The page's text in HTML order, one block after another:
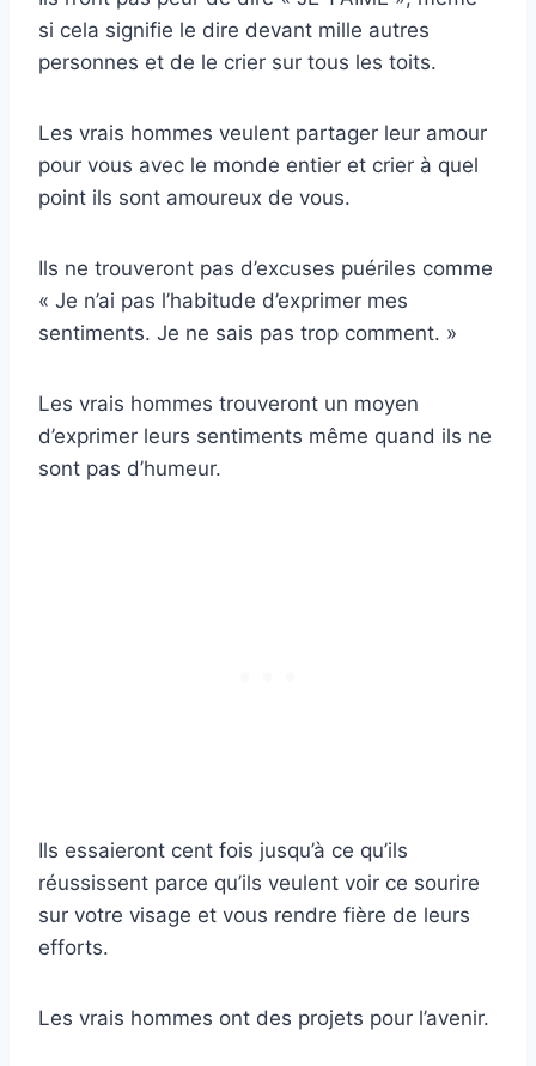
si cela signifie le dire devant mille autres
personnes et de le crier sur tous les toits.
Les vrais hommes veulent partager leur amour
pour vous avec le monde entier et crier à quel
point ils sont amoureux de vous.
Ils ne trouveront pas d’excuses puériles comme
« Je n’ai pas l’habitude d’exprimer mes
sentiments. Je ne sais pas trop comment. »
Les vrais hommes trouveront un moyen
d’exprimer leurs sentiments même quand ils ne
sont pas d’humeur.
Ils essaieront cent fois jusqu’à ce qu’ils
réussissent parce qu’ils veulent voir ce sourire
sur votre visage et vous rendre fière de leurs
efforts.
Les vrais hommes ont des projets pour l’avenir.